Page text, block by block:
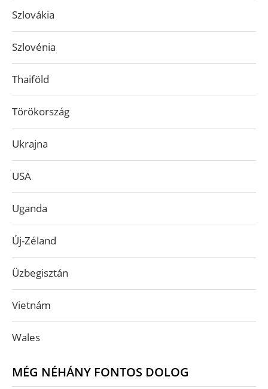
Szlovákia
Szlovénia
Thaiföld
Törökország
Ukrajna
USA
Uganda
Új-Zéland
Üzbegisztán
Vietnám
Wales
MÉG NÉHÁNY FONTOS DOLOG